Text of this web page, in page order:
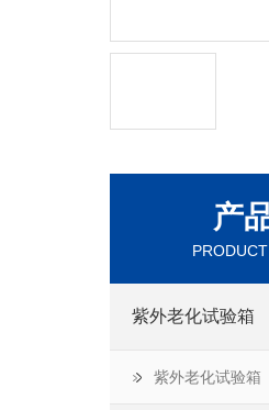
产
紫外老化试验箱
紫外老化试验箱